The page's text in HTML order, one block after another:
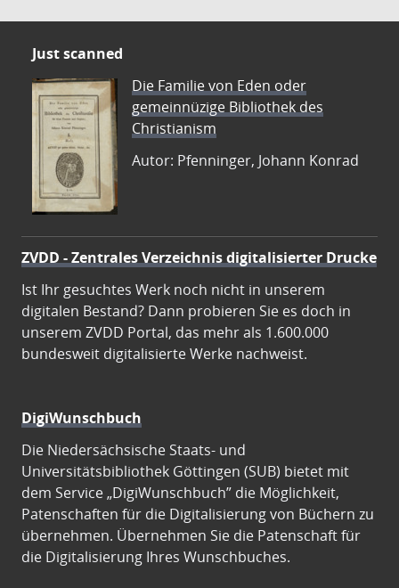
Just scanned
Die Familie von Eden oder
gemeinnüzige Bibliothek des
Christianism
Autor: Pfenninger, Johann Konrad
ZVDD - Zentrales Verzeichnis digitalisierter Drucke
Ist Ihr gesuchtes Werk noch nicht in unserem
digitalen Bestand? Dann probieren Sie es doch in
unserem ZVDD Portal, das mehr als 1.600.000
bundesweit digitalisierte Werke nachweist.
DigiWunschbuch
Die Niedersächsische Staats- und
Universitätsbibliothek Göttingen (SUB) bietet mit
dem Service „DigiWunschbuch” die Möglichkeit,
Patenschaften für die Digitalisierung von Büchern zu
übernehmen. Übernehmen Sie die Patenschaft für
die Digitalisierung Ihres Wunschbuches.